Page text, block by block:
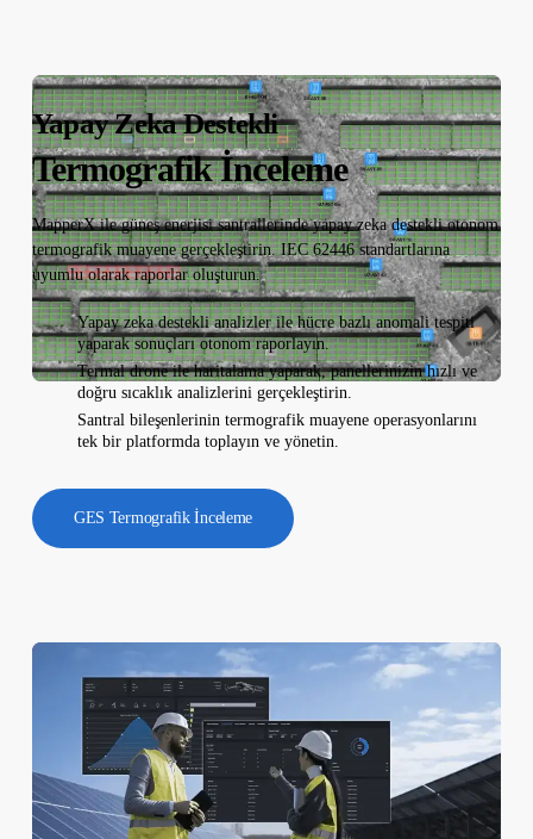
Yapay Zeka Destekli
Termografik İnceleme
MapperX ile güneş enerjisi santrallerinde yapay zeka destekli otonom
termografik muayene gerçekleştirin. IEC 62446 standartlarına
uyumlu olarak raporlar oluşturun.
Yapay zeka destekli analizler ile hücre bazlı anomali tespiti
yaparak sonuçları otonom raporlayın.
Termal drone ile haritalama yaparak, panellerinizin hızlı ve
doğru sıcaklık analizlerini gerçekleştirin.
Santral bileşenlerinin termografik muayene operasyonlarını
tek bir platformda toplayın ve yönetin.
GES Termografik İnceleme